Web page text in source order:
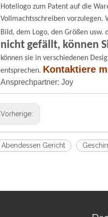
Hotellogo zum Patent auf die
Vollmachtsschreiben vorzulegen.
Bild, dem Logo, den Größen
nicht gefällt, können
können sie in verschiedenen
entsprechen. Kontaktiere
Ansprechpartner: Joy
Vorherige:
Abendessen Gericht